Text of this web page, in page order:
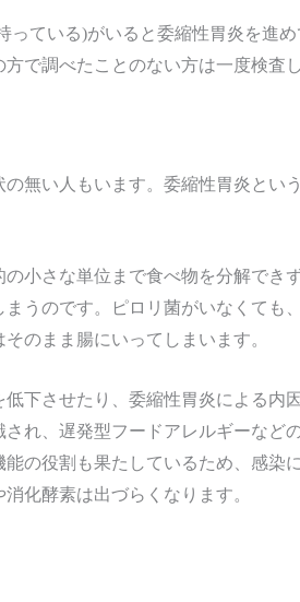
ている)がいると委縮性胃炎を進
で調べたことのない方は一度検査
無い人もいます。委縮性胃炎とい
小さな単位まで食べ物を分解でき
うのです。ピロリ菌がいなくても
のまま腸にいってしまいます。
下させたり、委縮性胃炎による内
れ、遅発型フードアレルギーなど
の役割も果たしているため、感染
化酵素は出づらくなります。